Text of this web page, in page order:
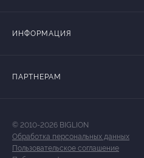
ИНФОРМАЦИЯ
ПАРТНЕРАМ
© 2010-2026 BIGLION
Обработка персональных данных
Пользовательское соглашение